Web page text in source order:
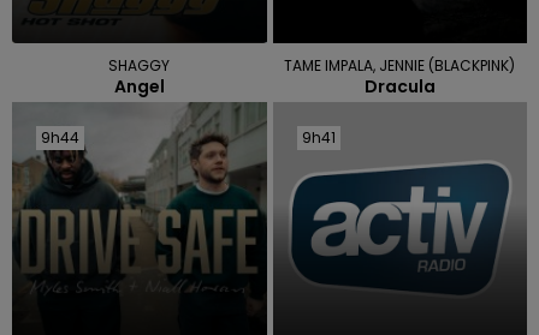
SHAGGY
Angel
TAME IMPALA, JENNIE (BLACKPINK)
Dracula
9h44
9h44 9h41
9h41